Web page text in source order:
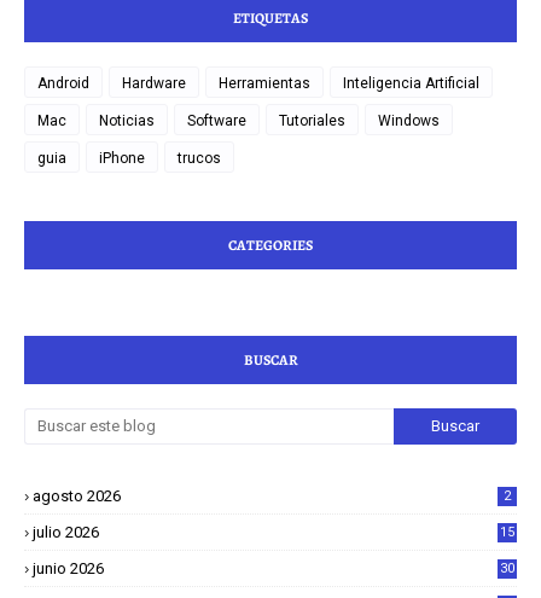
ETIQUETAS
Android Hardware Herramientas Inteligencia Artificial
Mac Noticias Software Tutoriales Windows
guia iPhone trucos
CATEGORIES
BUSCAR
agosto 2026 2
julio 2026 15
junio 2026 30